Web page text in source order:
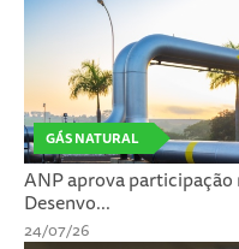
GÁS NATURAL
ANP aprova
Desenvo...
24/07/26